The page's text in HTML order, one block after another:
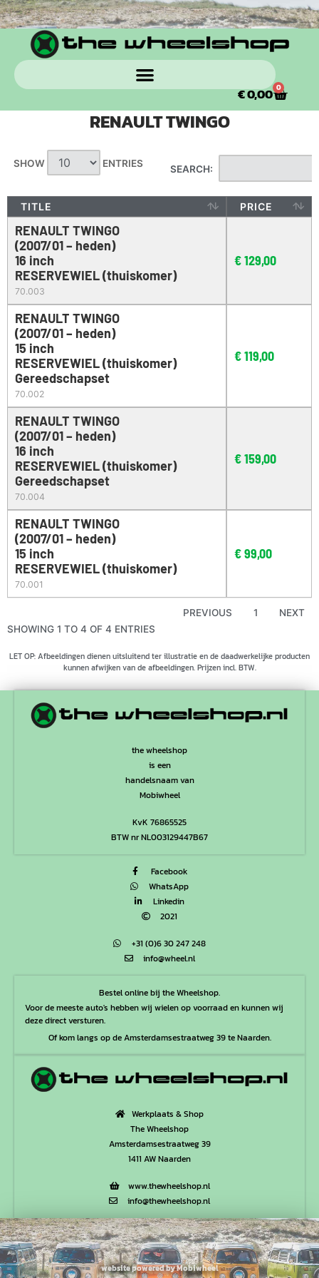
€0,00 0
RENAULT TWINGO
SHOW ENTRIES SEARCH:
TITLE PRICE
RENAULT TWINGO
(2007/01 – heden)
16 inch
RESERVEWIEL (thuiskomer)
70.003
€129,00
RENAULT TWINGO
(2007/01 – heden)
15 inch
RESERVEWIEL (thuiskomer)
Gereedschapset
70.002
€119,00
RENAULT TWINGO
(2007/01 – heden)
16 inch
RESERVEWIEL (thuiskomer)
Gereedschapset
70.004
€159,00
RENAULT TWINGO
(2007/01 – heden)
15 inch
RESERVEWIEL (thuiskomer)
70.001
€99,00
SHOWING 1 TO 4 OF 4 ENTRIES
PREVIOUS 1 NEXT
LET OP: Afbeeldingen dienen uitsluitend ter illustratie en de daadwerkelijke producten
kunnen afwijken van de afbeeldingen. Prijzen incl. BTW.
the wheelshop
is een
handelsnaam van
Mobiwheel
KvK 76865525
BTW nr NL003129447B67
Facebook
WhatsApp
Linkedin
2021
+31 (0)6 30 247 248
info@wheel.nl
Bestel online bij the Wheelshop.
Voor de meeste auto's hebben wij wielen op voorraad en kunnen wij
deze direct versturen.
Of kom langs op de Amsterdamsestraatweg 39 te Naarden.
Werkplaats & Shop
The Wheelshop
Amsterdamsestraatweg 39
1411 AW Naarden
www.thewheelshop.nl
info@thewheelshop.nl
website powered by Mobiwheel